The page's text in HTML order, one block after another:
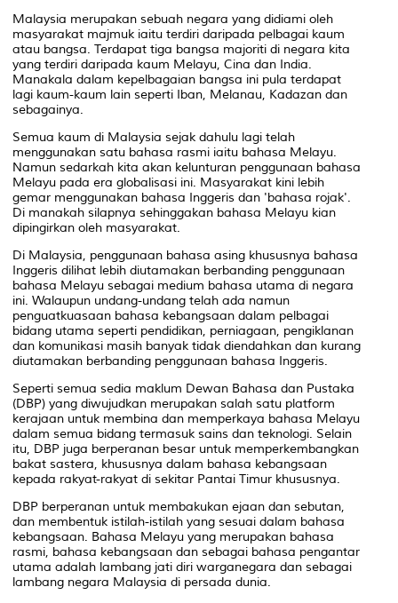
Malaysia merupakan sebuah negara yang didiami oleh
masyarakat majmuk iaitu terdiri daripada pelbagai kaum
atau bangsa. Terdapat tiga bangsa majoriti di negara kita
yang terdiri daripada kaum Melayu, Cina dan India.
Manakala dalam kepelbagaian bangsa ini pula terdapat
lagi kaum-kaum lain seperti Iban, Melanau, Kadazan dan
sebagainya.
Semua kaum di Malaysia sejak dahulu lagi telah
menggunakan satu bahasa rasmi iaitu bahasa Melayu.
Namun sedarkah kita akan kelunturan penggunaan bahasa
Melayu pada era globalisasi ini. Masyarakat kini lebih
gemar menggunakan bahasa Inggeris dan 'bahasa rojak'.
Di manakah silapnya sehinggakan bahasa Melayu kian
dipingirkan oleh masyarakat.
Di Malaysia, penggunaan bahasa asing khususnya bahasa
Inggeris dilihat lebih diutamakan berbanding penggunaan
bahasa Melayu sebagai medium bahasa utama di negara
ini. Walaupun undang-undang telah ada namun
penguatkuasaan bahasa kebangsaan dalam pelbagai
bidang utama seperti pendidikan, perniagaan, pengiklanan
dan komunikasi masih banyak tidak diendahkan dan kurang
diutamakan berbanding penggunaan bahasa Inggeris.
Seperti semua sedia maklum Dewan Bahasa dan Pustaka
(DBP) yang diwujudkan merupakan salah satu platform
kerajaan untuk membina dan memperkaya bahasa Melayu
dalam semua bidang termasuk sains dan teknologi. Selain
itu, DBP juga berperanan besar untuk memperkembangkan
bakat sastera, khususnya dalam bahasa kebangsaan
kepada rakyat-rakyat di sekitar Pantai Timur khususnya.
DBP berperanan untuk membakukan ejaan dan sebutan,
dan membentuk istilah-istilah yang sesuai dalam bahasa
kebangsaan. Bahasa Melayu yang merupakan bahasa
rasmi, bahasa kebangsaan dan sebagai bahasa pengantar
utama adalah lambang jati diri warganegara dan sebagai
lambang negara Malaysia di persada dunia.